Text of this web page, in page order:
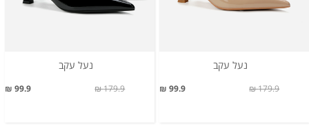
נעל עקב
99.9 ₪ 179.9 ₪
נעל עקב
99.9 ₪ 179.9 ₪